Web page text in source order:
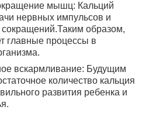
мышц: Кальций
нервных импульсов и
образом,
главные процессы в
вскармливание: Будущим
количество кальция
развития ребенка и